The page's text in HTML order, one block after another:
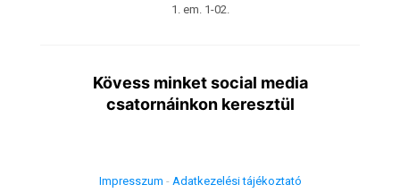
1. em. 1-02.
Kövess minket social media
csatornáinkon keresztül
Impresszum - Adatkezelési tájékoztató